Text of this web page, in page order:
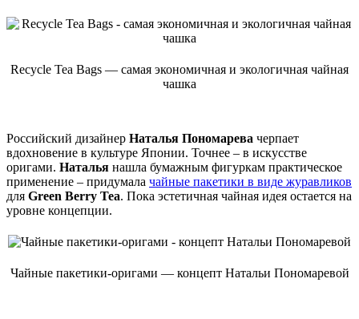
Recycle Tea Bags — самая экономичная и экологичная чайная
чашка
Российский дизайнер Наталья Пономарева черпает
вдохновение в культуре Японии. Точнее – в искусстве
оригами. Наталья нашла бумажным фигуркам практическое
применение – придумала чайные пакетики в виде журавликов
для Green Berry Tea. Пока эстетичная чайная идея остается на
уровне концепции.
Чайные пакетики-оригами — концепт Натальи Пономаревой